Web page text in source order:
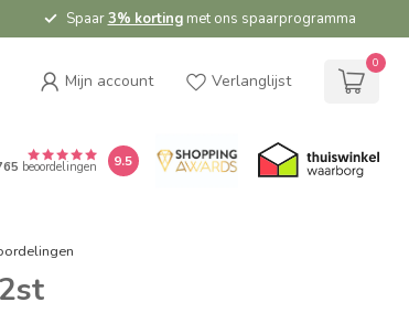
Spaar3% kortingmet ons spaarprogramma
Mijn account Verlanglijst
0
beoordelingen 9.5